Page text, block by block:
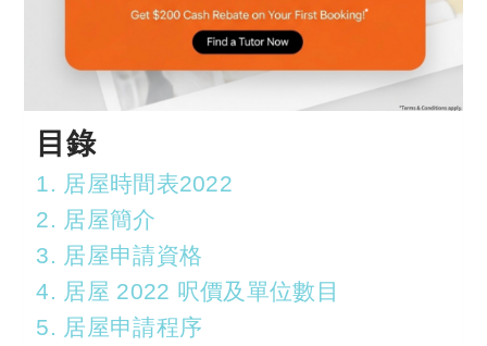
目錄
1. 居屋時間表2022
2. 居屋簡介
3. 居屋申請資格
4. 居屋 2022 呎價及單位數目
5. 居屋申請程序